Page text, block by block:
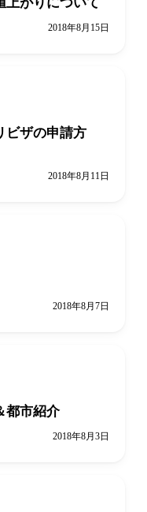
2018年8月15日
ザの申請方
2018年8月11日
2018年8月7日
都市紹介
2018年8月3日